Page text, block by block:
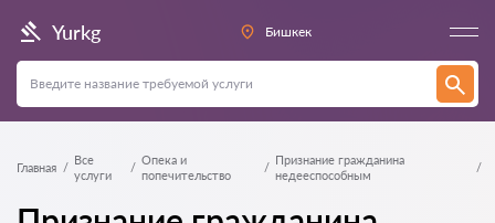
Yurkg Бишкек
Главная
Все
услуги
Опека и
попечительство
Признание гражданина
недееспособным